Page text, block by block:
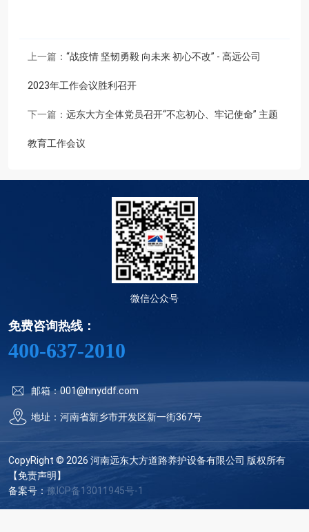
上一篇： “战疫情 坚韧勇毅 向未来 初心不改” - 高远公司
2023年工作会议胜利召开
下一篇： 远东大方全体党员召开“不忘初心、牢记使命” 主题
教育工作会议
微信公众号
免费咨询热线：
400-637-2010
邮箱：001@hnyddf.com
地址：河南省新乡市开发区新一街367号
CopyRight © 2026 河南远东大方道路养护设备有限公司 版权所有
【免责声明】
备案号： 豫ICP备13011945号-1